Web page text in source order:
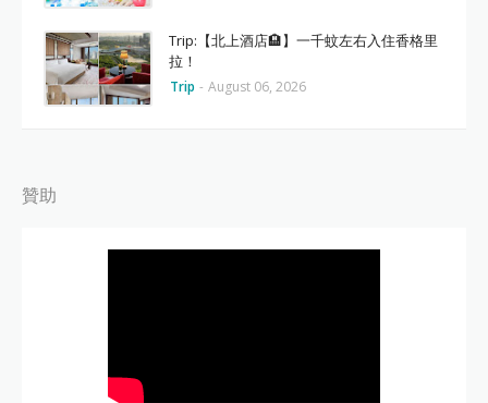
Trip:【北上酒店🏨】一千蚊左右入住香格里
拉！
Trip - August 06, 2026
贊助